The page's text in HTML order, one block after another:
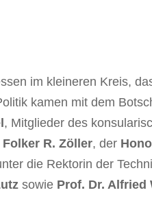
im kleineren Kreis,
kamen mit dem
, Mitglieder des
R. Zöller, der
die Rektorin der
sowie Prof. Dr. Alfried